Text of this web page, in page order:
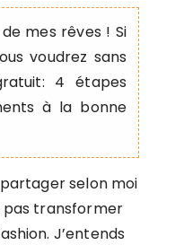
mes rêves ! Si
voudrez sans
4 étapes
à la bonne
selon moi
pas transformer
J’entends